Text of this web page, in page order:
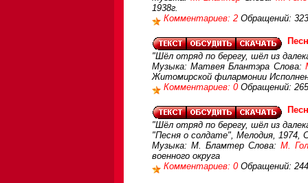
1938г.
Комментариев: 2 Обращений:
"Шёл отряд по берегу, шёл из
Музыка: Матвея Блантэра Слова:
Житомирской филармонии
Комментариев: 0 Обращений:
"Шёл отряд по берегу, шёл из
"Песня о солдате", Мелодия, 1974,
Музыка: М. Бламтер Слова:М.
военного округа
Комментариев: 0 Обращений: